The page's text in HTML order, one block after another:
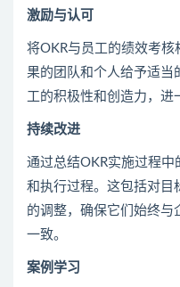
激励与认可
将OKR与员工的绩效考
果的团队和个人给予适当
工的积极性和创造力，进
持续改进
通过总结OKR实施过程
和执行过程。这包括对目
的调整，确保它们始终
一致。
案例学习